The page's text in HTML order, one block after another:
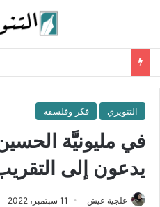
التنويري فكر وفلسفة
في مليونيَّة
يدعون إلى
علجية عيش 11 سبتمبر، 2022